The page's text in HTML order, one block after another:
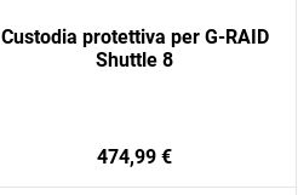
Custodia protettiva per G-RAID
Shuttle 8
474,99 €